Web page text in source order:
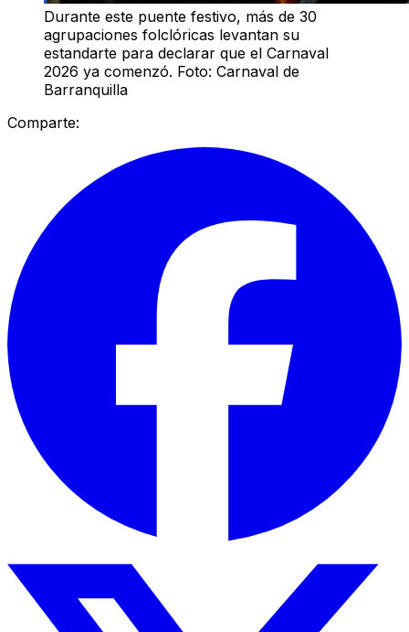
Durante este puente festivo, más de 30
agrupaciones folclóricas levantan su
estandarte para declarar que el Carnaval
2026 ya comenzó. Foto: Carnaval de
Barranquilla
Comparte: